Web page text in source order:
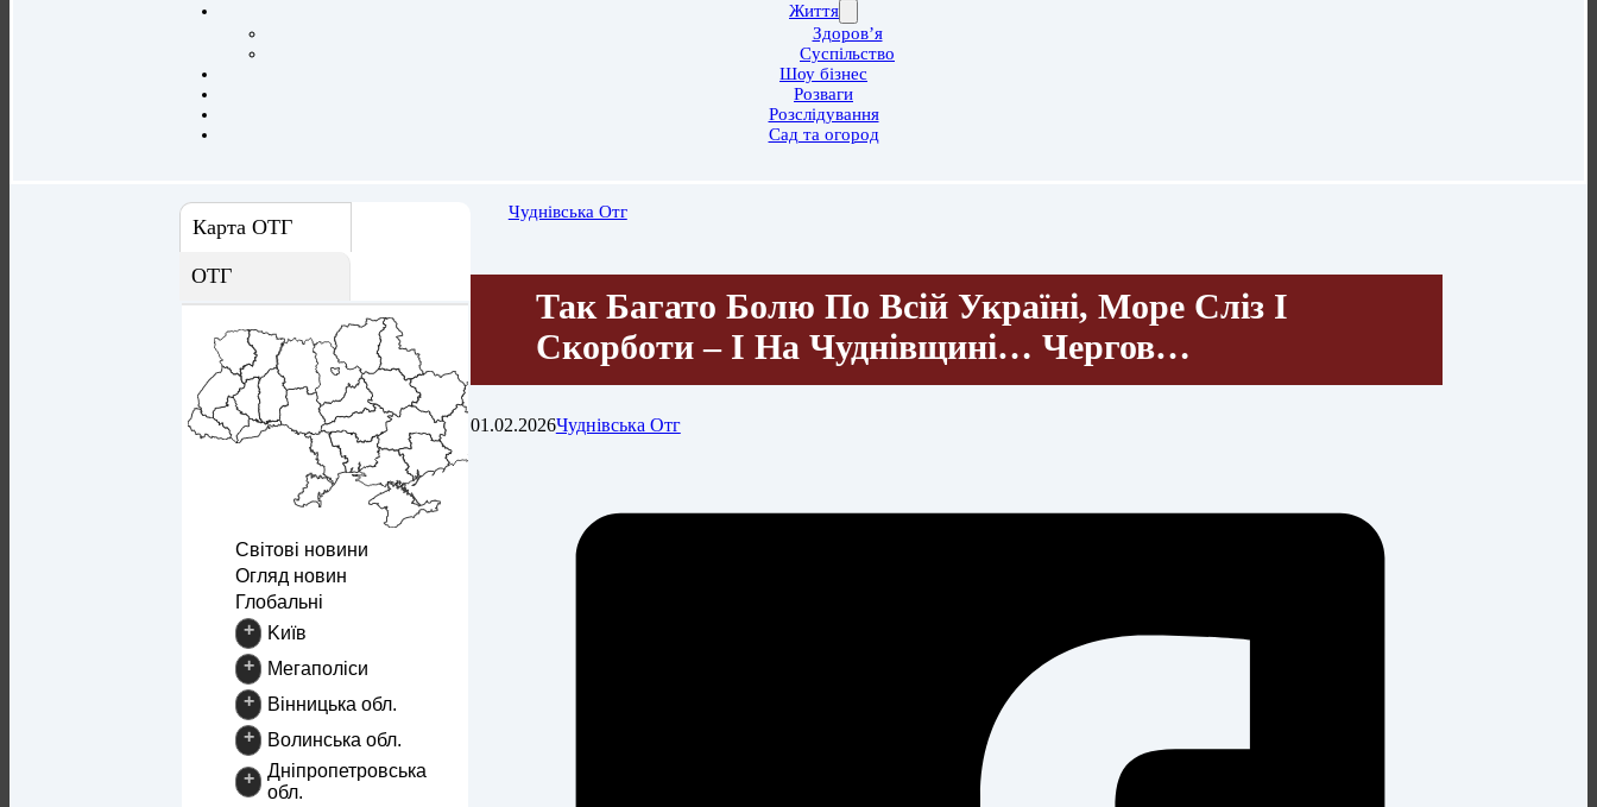
Життя
Здоров’я
Суспільство
Шоу бізнес
Розваги
Розслідування
Сад та огород
Карта ОТГ
ОТГ
Світові новини
Огляд новин
Глобальні
+
Kиїв
+
Mегаполіси
+
Вінницька обл.
+
Волинська обл.
+
Дніпропетровська
обл.
Чуднівська Отг
Так Багато Болю По Всій Україні, Море Сліз І
Скорботи – І На Чуднівщині… Чергов…
01.02.2026Чуднівська Отг